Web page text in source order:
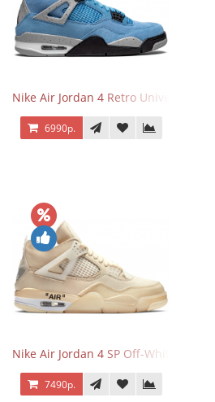
Nike Air Jordan 4 Retro University Blue
6990р.
Nike Air Jordan 4 SP Off-White Sail
7490р.